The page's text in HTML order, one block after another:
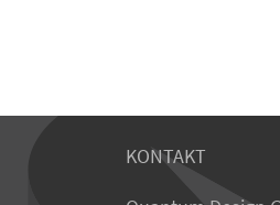
KONTAKT